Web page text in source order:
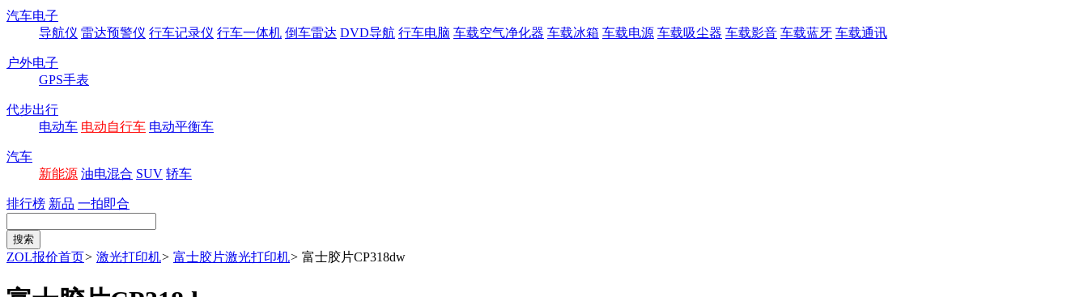
汽车电子
导航仪 雷达预警仪 行车记录仪 行车一体机 倒车雷达 DVD导航 行车电脑 车载空气净化器 车载冰箱 车载电源 车载吸尘器 车载影音 车载蓝牙 车载通讯
户外电子
GPS手表
代步出行
电动车 电动自行车 电动平衡车
汽车
新能源 油电混合 SUV 轿车
排行榜 新品 一拍即合
ZOL报价首页> 激光打印机> 富士胶片激光打印机> 富士胶片CP318dw